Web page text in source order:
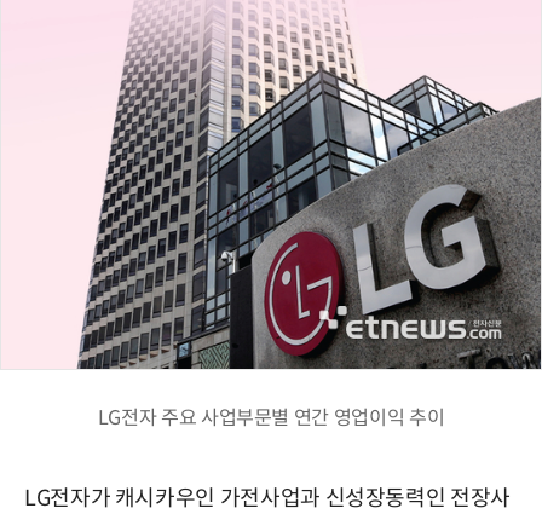
LG전자 주요 사업부문별 연간 영업이익 추이
LG전자가 캐시카우인 가전사업과 신성장동력인 전장사